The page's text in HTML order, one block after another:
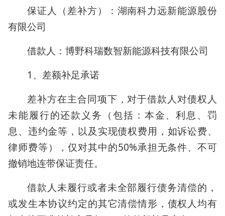
保证人（差补方）：湖南科力远新能源股份
有限公司
借款人：博野科瑞数智新能源科技有限公司
1、差额补足承诺
差补方在主合同项下，对于借款人对债权人
未能履行的还款义务（包括：本金、利息、罚
息、违约金等，以及实现债权费用，如诉讼费、
律师费等），仅对其中的50%承担无条件、不可
撤销地连带保证责任。
借款人未履行或者未全部履行债务清偿的，
或发生本协议约定的其它清偿情形，债权人均有